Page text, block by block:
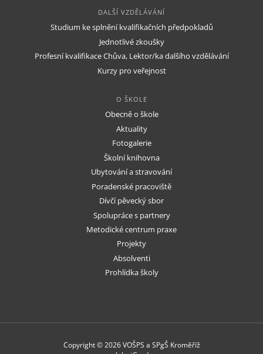
DALŠÍ VZDĚLÁVÁNÍ
Studium ke splnění kvalifikačních předpokladů
Jednotlivé zkoušky
Profesní kvalifikace Chůva, Lektor/ka dalšího vzdělávání
Kurzy pro veřejnost
O ŠKOLE
Obecně o škole
Aktuality
Fotogalerie
Školní knihovna
Ubytování a stravování
Poradenské pracoviště
Dívčí pěvecký sbor
Spolupráce s partnery
Metodické centrum praxe
Projekty
Absolventi
Prohlídka školy
Copyright © 2026 VOŠPS a SPgŠ Kroměříž